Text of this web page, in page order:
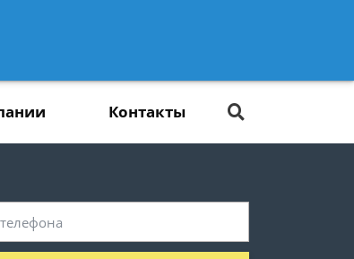
Контакты